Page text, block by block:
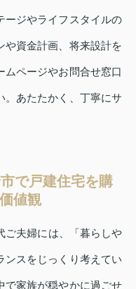
ージやライフスタイルの
や資金計画、将来設計を
ムページやお問合せ窓口
。あたたかく、丁寧にサ
で戸建住宅を購
値観
ご夫婦には、「暮らしや
ンスをじっくり考えてい
で家族が穏やかに過ごせ